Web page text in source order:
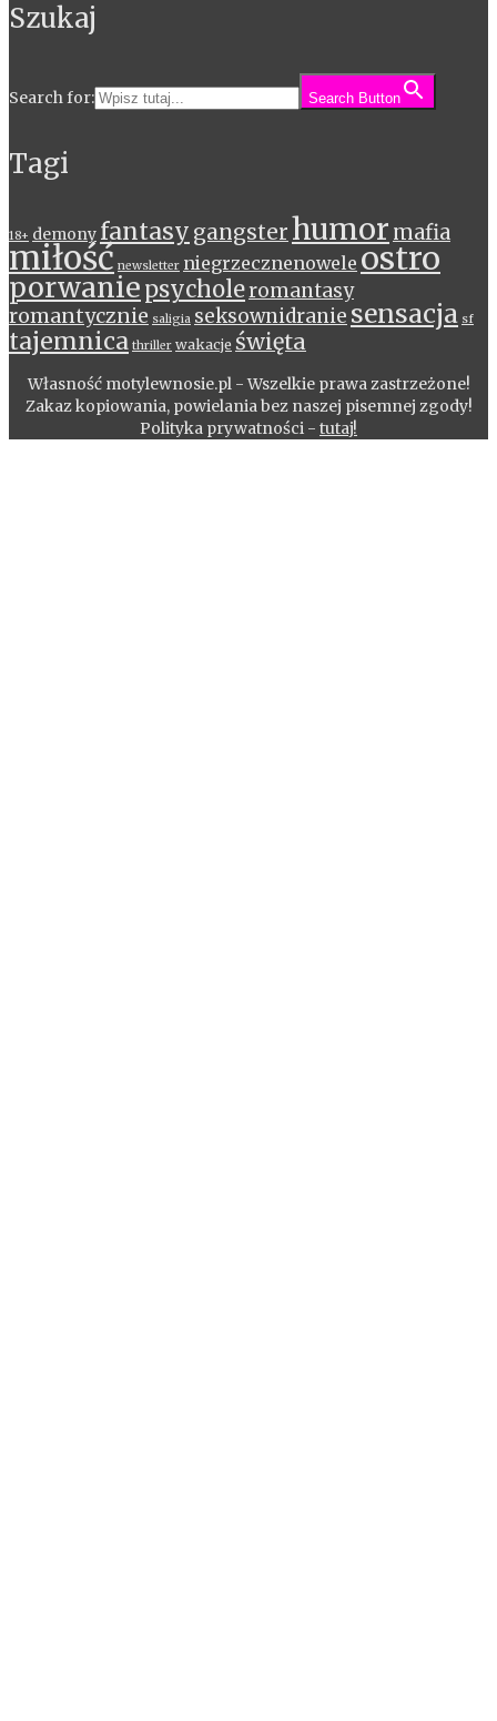
Szukaj
Search for: Search Button
Tagi
18+ demony fantasy gangsterhumor mafia
miłość newsletter niegrzecznenowele ostro
porwaniepsycholeromantasy
romantycznie saligia seksownidranie sensacja sf
tajemnica thriller wakacje święta
Własność motylewnosie.pl - Wszelkie prawa zastrzeżone!
Zakaz kopiowania, powielania bez naszej pisemnej zgody!
Polityka prywatności - tutaj!